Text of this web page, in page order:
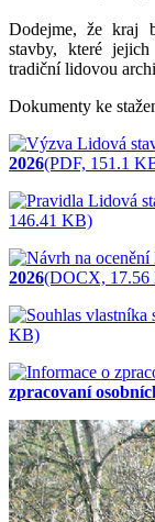
Dodejme, že kraj
stavby, které
tradiční lidovou
Dokumenty ke
2026(PDF, 151.1
146.41 KB)
2026(DOCX, 17.56
KB)
zpracovaní